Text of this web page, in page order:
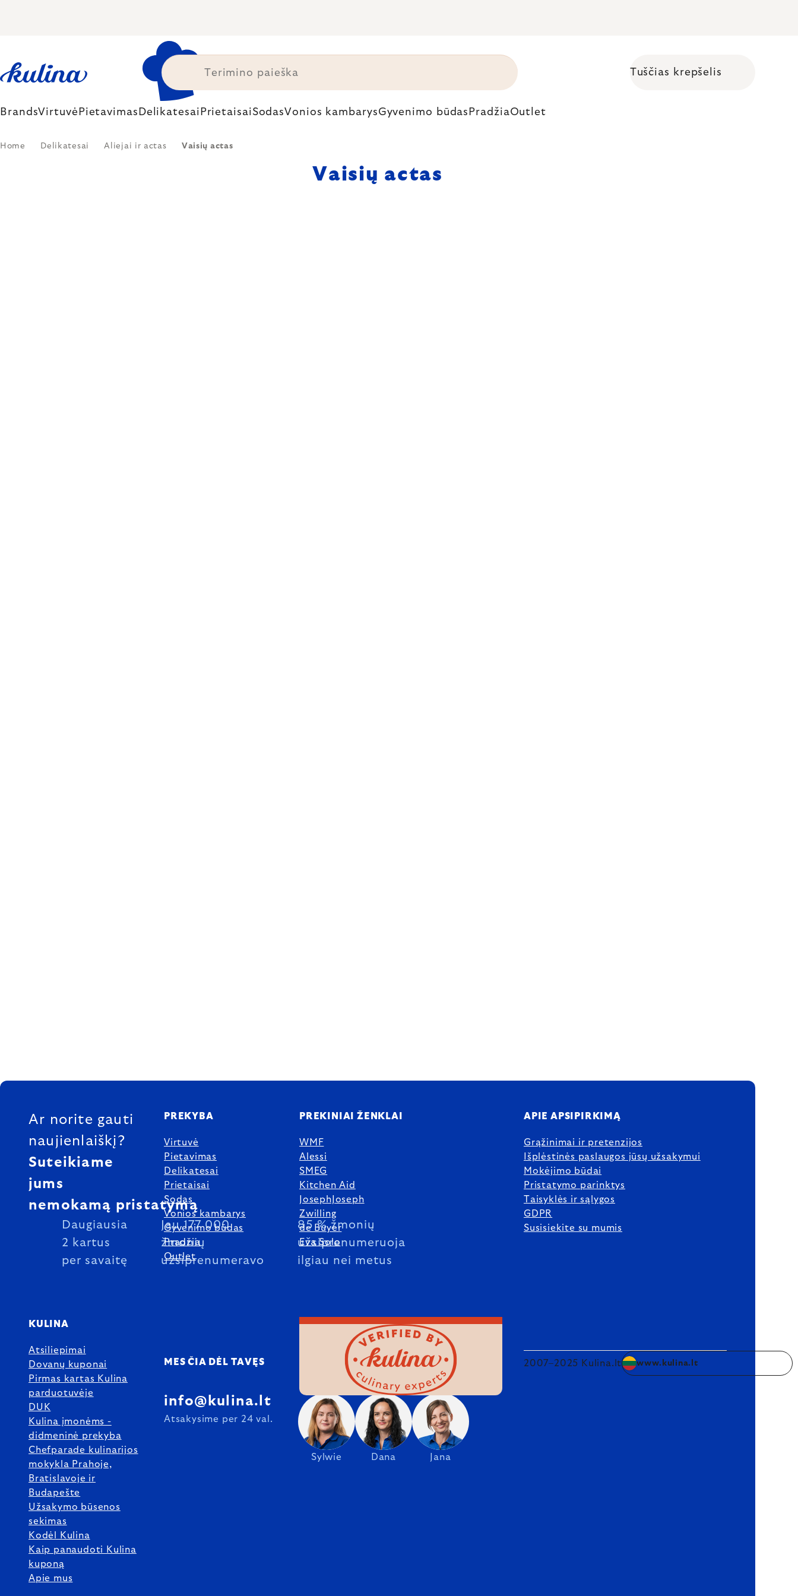
Shopping cart
Tuščias krepšelis
BrandsVirtuvė Pietavimas Delikatesai PrietaisaiSodasVonios kambarysGyvenimo būdas PradžiaOutlet
Home Delikatesai Aliejai ir actas Vaisių actas
Vaisių actas
FOOTER
Ar norite gauti
naujienlaiškį?
Suteikiame
jums
nemokamą pristatymą
Daugiausia
2 kartus
per savaitę
Jau 177 000
žmonių
užsiprenumeravo
85 % žmonių
užsiprenumeruoja
ilgiau nei metus
PREKYBA
Virtuvė
Pietavimas
Delikatesai
Prietaisai
Sodas
Vonios kambarys
Gyvenimo būdas
Pradžia
Outlet
PREKINIAI ŽENKLAI
WMF
Alessi
SMEG
Kitchen Aid
JosephJoseph
Zwilling
de Buyer
Eva Solo
APIE APSIPIRKIMĄ
Grąžinimai ir pretenzijos
Išplėstinės paslaugos jūsų užsakymui
Mokėjimo būdai
Pristatymo parinktys
Taisyklės ir sąlygos
GDPR
Susisiekite su mumis
KULINA
Atsiliepimai
Dovanų kuponai
Pirmas kartas Kulina
parduotuvėje
DUK
Kulina įmonėms -
didmeninė prekyba
Chefparade kulinarijos
mokykla Prahoje,
Bratislavoje ir
Budapešte
Užsakymo būsenos
sekimas
Kodėl Kulina
Kaip panaudoti Kulina
kuponą
Apie mus
MES ČIA DĖL TAVĘS
Sylwie Dana Jana
info@kulina.lt
Atsakysime per 24 val.
2007–2025 Kulina.lt www.kulina.lt